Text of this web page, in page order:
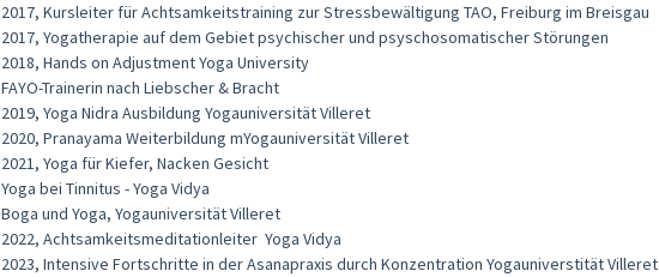
2017, Kursleiter für Achtsamkeitstraining zur Stressbewältigung TAO, Freiburg im Breisgau
2017, Yogatherapie auf dem Gebiet psychischer und psyschosomatischer Störungen
2018, Hands on Adjustment Yoga University
FAYO-Trainerin nach Liebscher & Bracht
2019, Yoga Nidra Ausbildung Yogauniversität Villeret
2020, Pranayama Weiterbildung mYogauniversität Villeret
2021, Yoga für Kiefer, Nacken Gesicht
Yoga bei Tinnitus - Yoga Vidya
Boga und Yoga, Yogauniversität Villeret
2022, Achtsamkeitsmeditationleiter Yoga Vidya
2023, Intensive Fortschritte in der Asanapraxis durch Konzentration Yogauniverstität Villeret